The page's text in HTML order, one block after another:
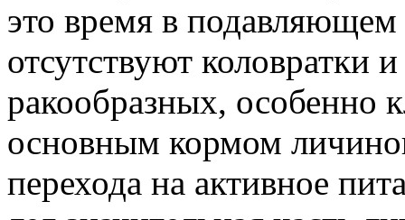
это время в подавляющем
отсутствуют коловратки
ракообразных, особенно
основным кормом
перехода на активное